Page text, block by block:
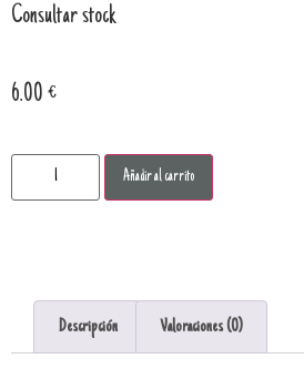
Consultar stock
6.00 €
Añadir al carrito
Descripción Valoraciones (0)